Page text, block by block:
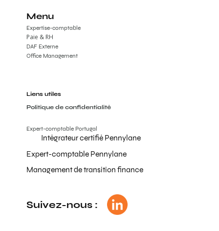
Menu
Expertise-comptable
DAF Externe
Office Management
Paie & RH
Liens utiles
Politique de confidentialité
Expert-comptable Portugal
Intégrateur certifié Pennylane
Expert-comptable Pennylane
Management de transition finance
Suivez-nous :